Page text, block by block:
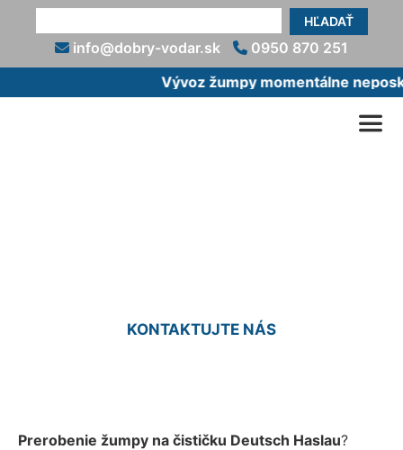
HĽADAŤ
info@dobry-vodar.sk
0950 870 251
Vývoz žumpy momentálne
KONTAKTUJTE NÁS
Prerobenie žumpy na čističku Deutsch Haslau?